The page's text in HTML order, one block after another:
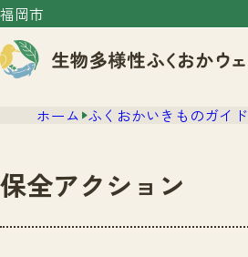
福岡市
センター紹介
ホーム ふくおかいきものガイド
保全アクション